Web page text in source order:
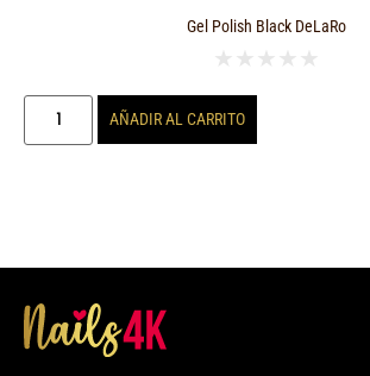
Gel Polish Black DeLaRo
★ ★ ★ ★ ★
AÑADIR AL CARRITO